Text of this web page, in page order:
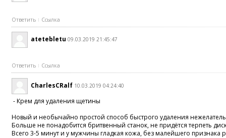
Ответить Ссылка
atetebletu 09.03.2019 21:45:47
Ответить Ссылка
CharlesCRalf 10.03.2019 04:24:40
- Крем для удаления щетины
Новый и необычайно простой способ быстрого удаления
Больше не понадобится бритвенный станок, не придётся терпеть
Всего 3-5 минут и у мужчины гладкая кожа, без малейшего признака